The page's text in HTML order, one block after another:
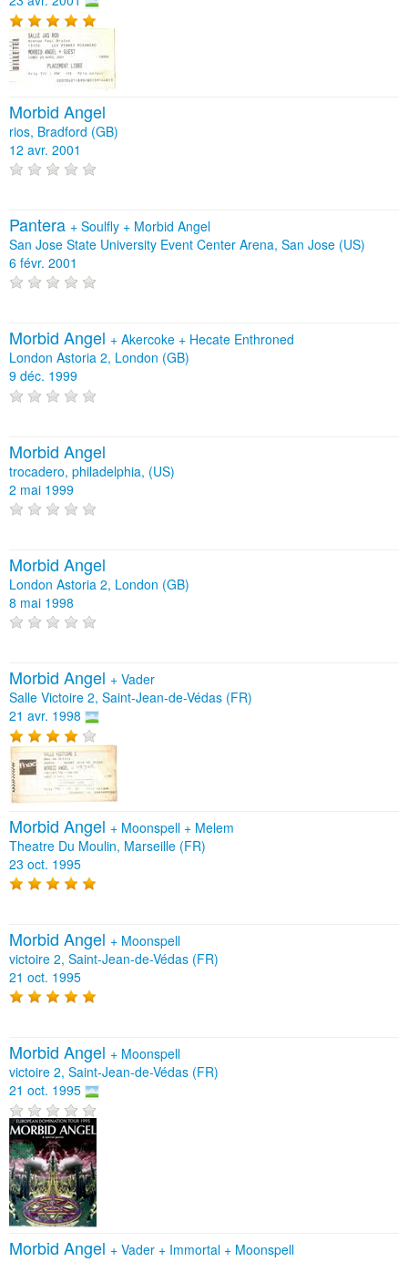
Morbid Angel
rios, Bradford (GB)
12 avr. 2001
Pantera + Soulfly + Morbid Angel
San Jose State University Event Center Arena, San Jose (US)
6 févr. 2001
Morbid Angel + Akercoke + Hecate Enthroned
London Astoria 2, London (GB)
9 déc. 1999
Morbid Angel
trocadero, philadelphia, (US)
2 mai 1999
Morbid Angel
London Astoria 2, London (GB)
8 mai 1998
Morbid Angel + Vader
Salle Victoire 2, Saint-Jean-de-Védas (FR)
21 avr. 1998
Morbid Angel + Moonspell + Melem
Theatre Du Moulin, Marseille (FR)
23 oct. 1995
Morbid Angel + Moonspell
victoire 2, Saint-Jean-de-Védas (FR)
21 oct. 1995
Morbid Angel + Moonspell
victoire 2, Saint-Jean-de-Védas (FR)
21 oct. 1995
Morbid Angel + Vader + Immortal + Moonspell